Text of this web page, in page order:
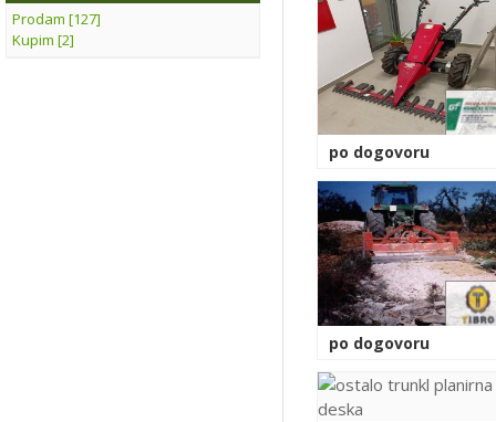
Prodam [127]
Kupim [2]
po dogovoru
po dogovoru